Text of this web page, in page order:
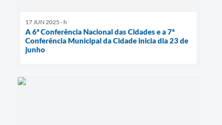
17 JUN 2025 - h
A 6ª Conferência Nacional das Cidades e a 7ª
Conferência Municipal da Cidade inicia dia 23 de
junho